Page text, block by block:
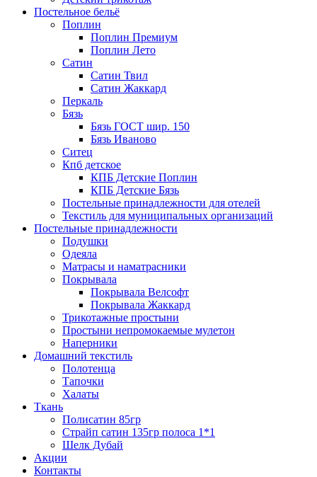
Постельное бельё
Поплин
Поплин Премиум
Поплин Лето
Сатин
Сатин Твил
Сатин Жаккард
Перкаль
Бязь
Бязь ГОСТ шир. 150
Бязь Иваново
Ситец
Кпб детское
КПБ Детские Поплин
КПБ Детские Бязь
Постельные принадлежности для отелей
Текстиль для муниципальных организаций
Постельные принадлежности
Подушки
Одеяла
Матрасы и наматрасники
Покрывала
Покрывала Велсофт
Покрывала Жаккард
Трикотажные простыни
Простыни непромокаемые мулетон
Наперники
Домашний текстиль
Полотенца
Тапочки
Халаты
Ткань
Полисатин 85гр
Страйп сатин 135гр полоса 1*1
Шелк Дубай
Акции
Контакты